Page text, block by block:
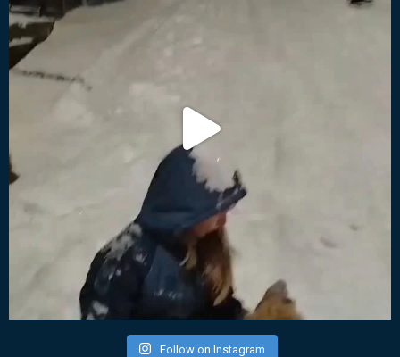
Follow on Instagram